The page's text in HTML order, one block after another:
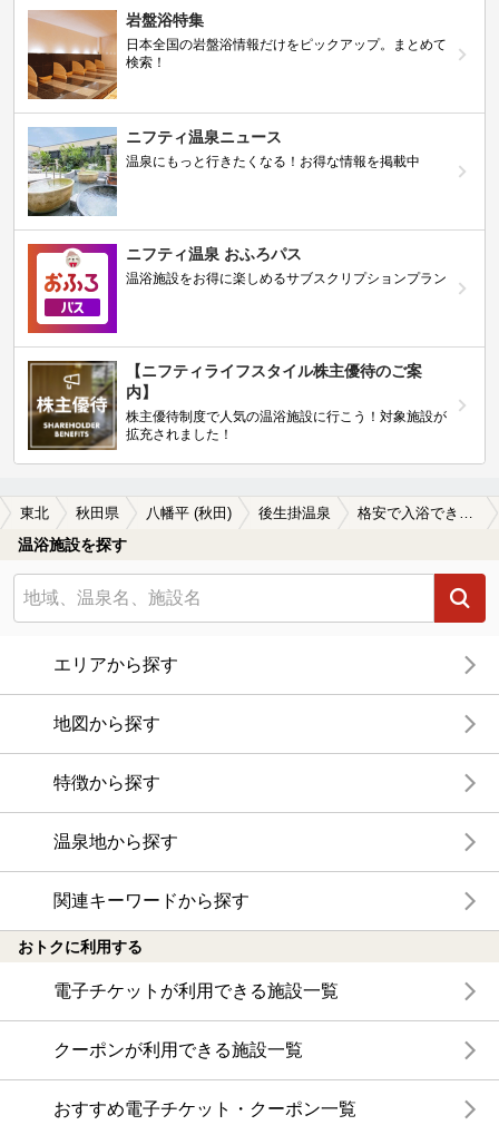
岩盤浴特集
日本全国の岩盤浴情報だけをピックアップ。まとめて
検索！
ニフティ温泉ニュース
温泉にもっと行きたくなる！お得な情報を掲載中
ニフティ温泉 おふろパス
温浴施設をお得に楽しめるサブスクリプションプラン
【ニフティライフスタイル株主優待のご案
内】
株主優待制度で人気の温浴施設に行こう！対象施設が
拡充されました！
東北 秋田県 八幡平 (秋田) 後生掛温泉 格安で入浴できる後生掛温泉の温泉、日帰り温泉、スーパー銭湯おすすめ
温浴施設を探す
エリアから探す
地図から探す
特徴から探す
温泉地から探す
関連キーワードから探す
おトクに利用する
電子チケットが利用できる施設一覧
クーポンが利用できる施設一覧
おすすめ電子チケット・クーポン一覧